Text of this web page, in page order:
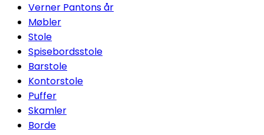
Verner Pantons år
Møbler
Stole
Spisebordsstole
Barstole
Kontorstole
Puffer
Skamler
Borde